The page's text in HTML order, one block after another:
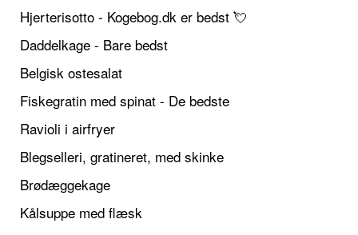
Hjerterisotto - Kogebog.dk er bedst 💘
Daddelkage - Bare bedst
Belgisk ostesalat
Fiskegratin med spinat - De bedste
Ravioli i airfryer
Blegselleri, gratineret, med skinke
Brødæggekage
Kålsuppe med flæsk